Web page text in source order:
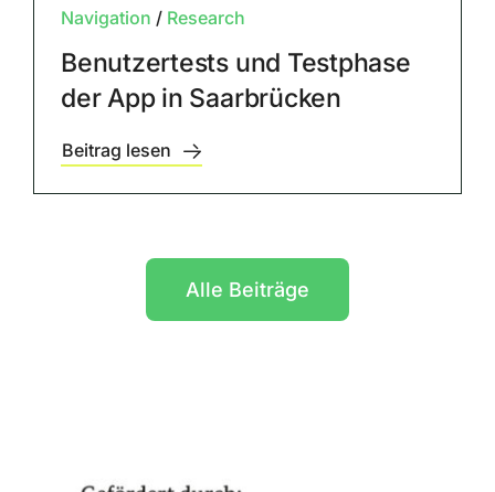
Navigation / Research
Benutzertests und Testphase
der App in Saarbrücken
Beitrag lesen
Alle Beiträge